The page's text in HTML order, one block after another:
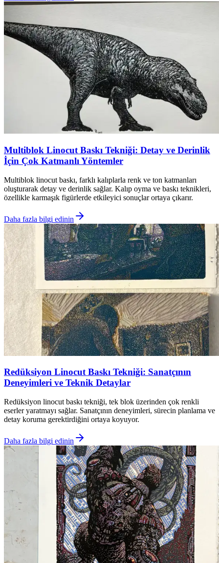
Multiblok Linocut Baskı Tekniği: Detay ve Derinlik
İçin Çok Katmanlı Yöntemler
Multiblok linocut baskı, farklı kalıplarla renk ve ton katmanları
oluşturarak detay ve derinlik sağlar. Kalıp oyma ve baskı teknikleri,
özellikle karmaşık figürlerde etkileyici sonuçlar ortaya çıkarır.
Daha fazla bilgi edinin
Redüksiyon Linocut Baskı Tekniği: Sanatçının
Deneyimleri ve Teknik Detaylar
Redüksiyon linocut baskı tekniği, tek blok üzerinden çok renkli
eserler yaratmayı sağlar. Sanatçının deneyimleri, sürecin planlama ve
detay koruma gerektirdiğini ortaya koyuyor.
Daha fazla bilgi edinin